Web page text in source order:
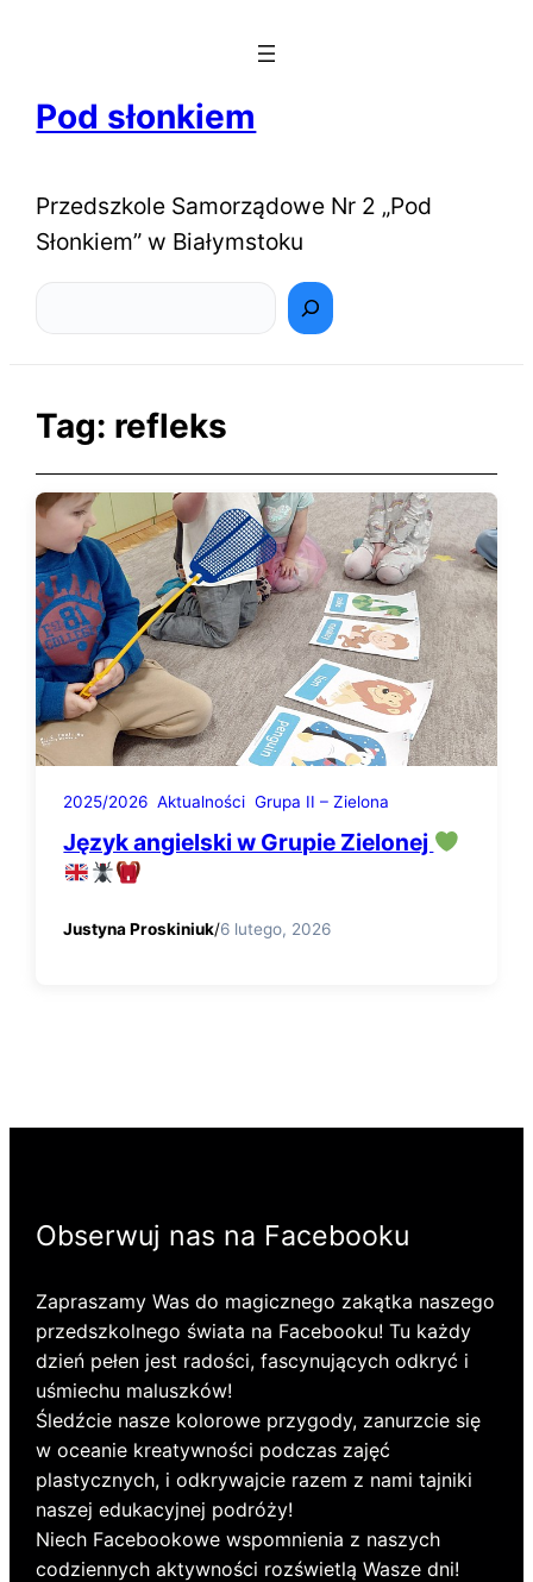
Pod słonkiem
Przedszkole Samorządowe Nr 2 „Pod
Słonkiem” w Białymstoku
Tag: refleks
2025/2026 Aktualności Grupa II – Zielona
Język angielski w Grupie Zielonej
Justyna Proskiniuk/6 lutego, 2026
Obserwuj nas na Facebooku
Zapraszamy Was do magicznego zakątka naszego
przedszkolnego świata na Facebooku! Tu każdy
dzień pełen jest radości, fascynujących odkryć i
uśmiechu maluszków!
Śledźcie nasze kolorowe przygody, zanurzcie się
w oceanie kreatywności podczas zajęć
plastycznych, i odkrywajcie razem z nami tajniki
naszej edukacyjnej podróży!
Niech Facebookowe wspomnienia z naszych
codziennych aktywności rozświetlą Wasze dni!